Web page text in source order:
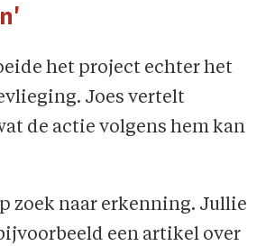
het project echter het
Joes vertelt
de actie volgens hem kan
zoek naar erkenning. Jullie
een artikel over